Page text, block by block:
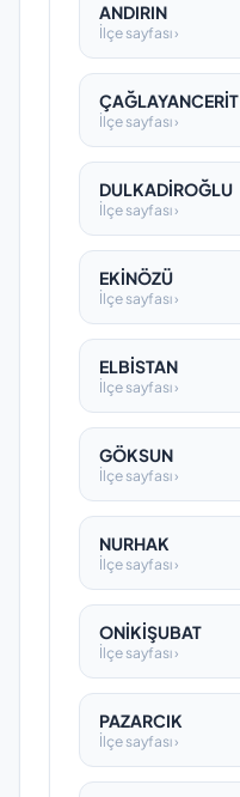
ANDIRIN
İlçe sayfası ›
ÇAĞLAYANCERİT
İlçe sayfası ›
DULKADİROĞLU
İlçe sayfası ›
EKİNÖZÜ
İlçe sayfası ›
ELBİSTAN
İlçe sayfası ›
GÖKSUN
İlçe sayfası ›
NURHAK
İlçe sayfası ›
ONİKİŞUBAT
İlçe sayfası ›
PAZARCIK
İlçe sayfası ›